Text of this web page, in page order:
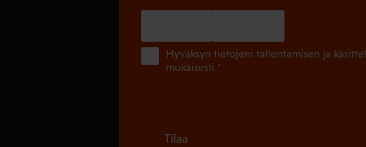
Hyväksyn tietojeni tallentamisen ja
mukaisesti *
Tilaa